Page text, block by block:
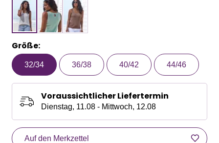
Größe:
32/34 36/38 40/42 44/46
Voraussichtlicher Liefertermin
Dienstag, 11.08 - Mittwoch, 12.08
Auf den Merkzettel